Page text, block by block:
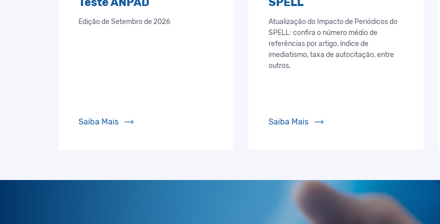
Edição de Setembro de 2026
Saiba Mais
Atualização do Impacto de Periódicos do
SPELL: confira o número médio de
referências por artigo, índice de
imediatismo, taxa de autocitação, entre
outros.
Saiba Mais